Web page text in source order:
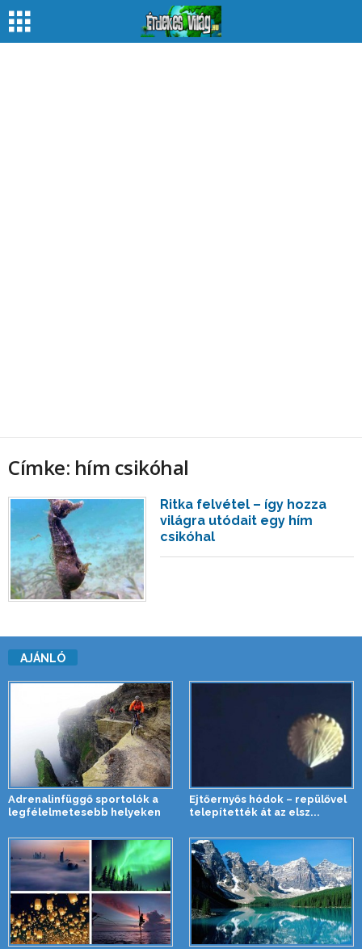
Címke: hím csikóhal
Ritka felvétel – így hozza
világra utódait egy hím
csikóhal
AJÁNLÓ
Adrenalinfüggő sportolók a
legfélelmetesebb helyeken
Ejtőernyős hódok – repülővel
telepítették át az elsz...